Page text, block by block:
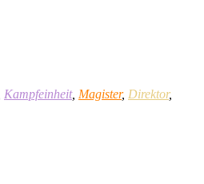
Kampfeinheit, Magister, Direktor,